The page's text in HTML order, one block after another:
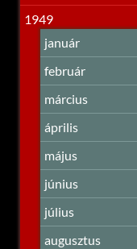
1949
január
február
március
április
május
június
július
augusztus